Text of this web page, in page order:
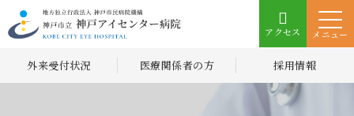
アクセス メニュー
外来受付状況 医療関係者の方 採用情報